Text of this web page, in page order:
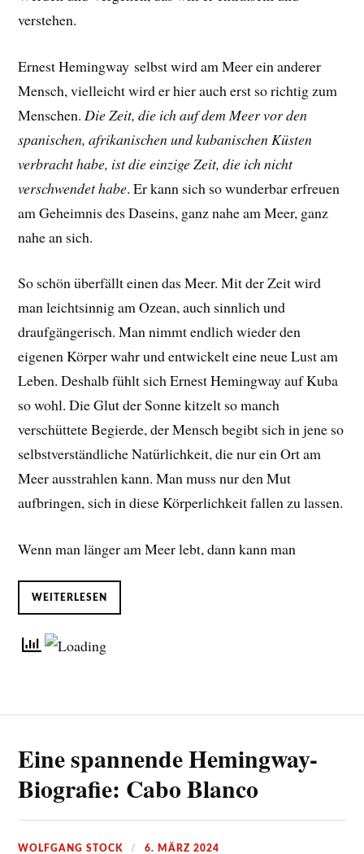
verstehen.
Ernest Hemingway selbst wird am Meer ein anderer
Mensch, vielleicht wird er hier auch erst so richtig zum
Menschen. Die Zeit, die ich auf dem Meer vor den
spanischen, afrikanischen und kubanischen Küsten
verbracht habe, ist die einzige Zeit, die ich nicht
verschwendet habe. Erkann sich so wunderbar erfreuen
am Geheimnis des Daseins, ganz nahe am Meer, ganz
nahe an sich.
So schön überfällt einen das Meer. Mit der Zeit wird
man leichtsinnig am Ozean, auch sinnlich und
draufgängerisch. Man nimmt endlich wieder den
eigenen Körper wahr und entwickelt eine neue Lust am
Leben. Deshalb fühlt sich Ernest Hemingway auf Kuba
so wohl. Die Glut der Sonne kitzelt so manch
verschüttete Begierde, der Mensch begibt sich in jene so
selbstverständliche Natürlichkeit, die nur ein Ort am
Meer ausstrahlen kann. Man muss nur den Mut
aufbringen, sich in diese Körperlichkeit fallen zu lassen.
Wenn man länger am Meer lebt, dann kann man
WEITERLESEN
Eine spannende Hemingway-
Biografie: Cabo Blanco
WOLFGANG STOCK 6. MÄRZ 2024